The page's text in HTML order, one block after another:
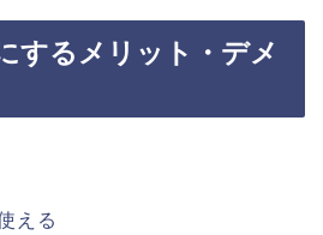
するメリット・デメ
える